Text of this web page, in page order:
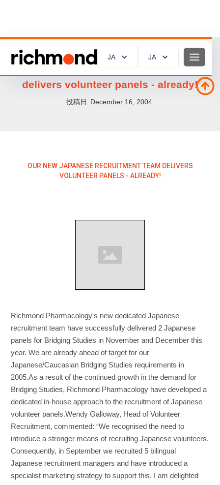
JA JA
JA JA
delivers volunteer panels - already!
投稿日: December 16, 2004
OUR NEW JAPANESE RECRUITMENT TEAM DELIVERS
VOLUNTEER PANELS - ALREADY!
Richmond Pharmacology's new dedicated Japanese
recruitment team have successfully delivered 2 Japanese
panels for Bridging Studies in November and December this
year. We are already ahead of target for our
Japanese/Caucasian Bridging Studies requirements in
2005.As a result of the continued growth in the demand for
Bridging Studies, Richmond Pharmacology have developed a
dedicated in-house approach to the recruitment of Japanese
volunteer panels.Wendy Galloway, Head of Volunteer
Recruitment, commented: “We recognised the need to
introduce a stronger means of recruiting Japanese volunteers.
Consequently, in September we recruited 5 bilingual
Japanese recruitment managers and have introduced a
specialist marketing strategy to support this. I am delighted